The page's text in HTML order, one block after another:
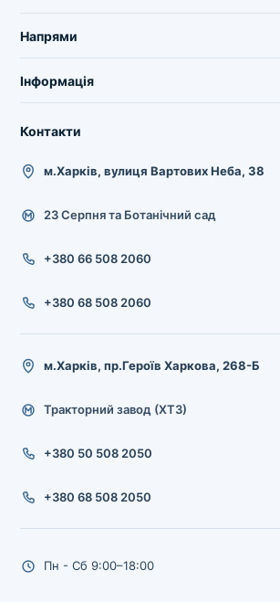
Напрями
Інформація
Контакти
м.Харків, вулиця Вартових Неба, 38
23 Серпня та Ботанічний сад
+380 66 508 2060
+380 68 508 2060
м.Харків, пр.Героїв Харкова, 268-Б
Тракторний завод (ХТЗ)
+380 50 508 2050
+380 68 508 2050
Пн - Сб 9:00–18:00